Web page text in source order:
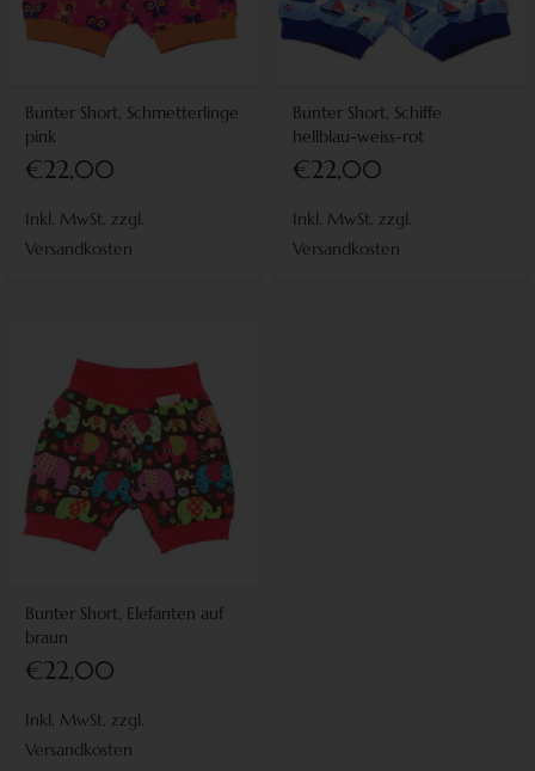
Bunter Short, Schmetterlinge
pink
€22,00
Inkl. MwSt. zzgl.
Versandkosten
Bunter Short, Schiffe
hellblau-weiss-rot
€22,00
Inkl. MwSt. zzgl.
Versandkosten
Bunter Short, Elefanten auf
braun
€22,00
Inkl. MwSt. zzgl.
Versandkosten